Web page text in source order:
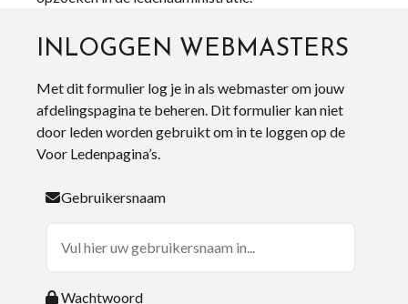
INLOGGEN WEBMASTERS
Met dit formulier log je in als webmaster om jouw
afdelingspagina te beheren. Dit formulier kan niet
door leden worden gebruikt om in te loggen op de
Voor Ledenpagina’s.
Gebruikersnaam
Wachtwoord